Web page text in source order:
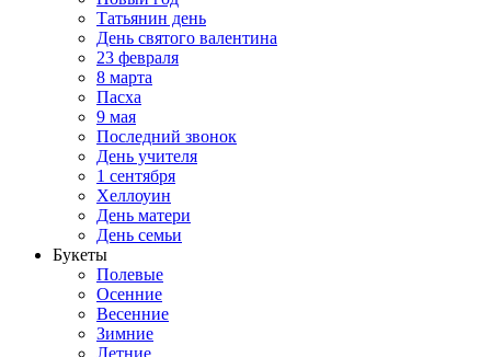
Татьянин день
День святого валентина
23 февраля
8 марта
Пасха
9 мая
Последний звонок
День учителя
1 сентября
Хеллоуин
День матери
День семьи
Букеты
Полевые
Осенние
Весенние
Зимние
Летние